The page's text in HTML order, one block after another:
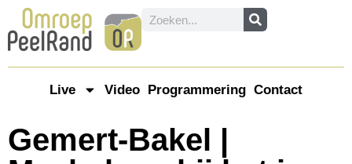
Live Video Programmering Contact
Gemert-Bakel |